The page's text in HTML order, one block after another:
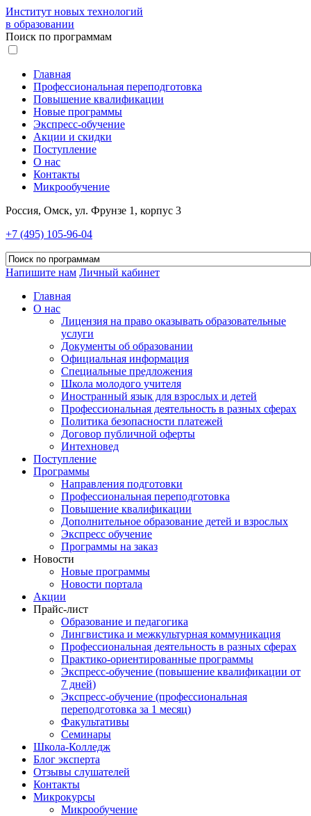
Институт новых технологий
в образовании
Поиск по программам
Главная
Профессиональная переподготовка
Повышение квалификации
Новые программы
Экспресс-обучение
Акции и скидки
Поступление
О нас
Контакты
Микрообучение
Россия, Омск, ул. Фрунзе 1, корпус 3
+7 (495) 105-96-04
Напишите нам Личный кабинет
Главная
О нас
Лицензия на право оказывать образовательные
услуги
Документы об образовании
Официальная информация
Специальные предложения
Школа молодого учителя
Иностранный язык для взрослых и детей
Профессиональная деятельность в разных сферах
Политика безопасности платежей
Договор публичной оферты
Интехновед
Поступление
Программы
Направления подготовки
Профессиональная переподготовка
Повышение квалификации
Дополнительное образование детей и взрослых
Экспресс обучение
Программы на заказ
Новости
Новые программы
Новости портала
Акции
Прайс-лист
Образование и педагогика
Лингвистика и межкультурная коммуникация
Профессиональная деятельность в разных сферах
Практико-ориентированные программы
Экспресс-обучение (повышение квалификации от
7 дней)
Экспресс-обучение (профессиональная
переподготовка за 1 месяц)
Факультативы
Семинары
Школа-Колледж
Блог эксперта
Отзывы слушателей
Контакты
Микрокурсы
Микрообучение